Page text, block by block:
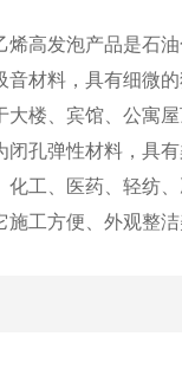
高发泡产品是石油
材料，具有细微
楼、宾馆、公寓
孔弹性材料，具
化工、医药、轻
工方便、外观整